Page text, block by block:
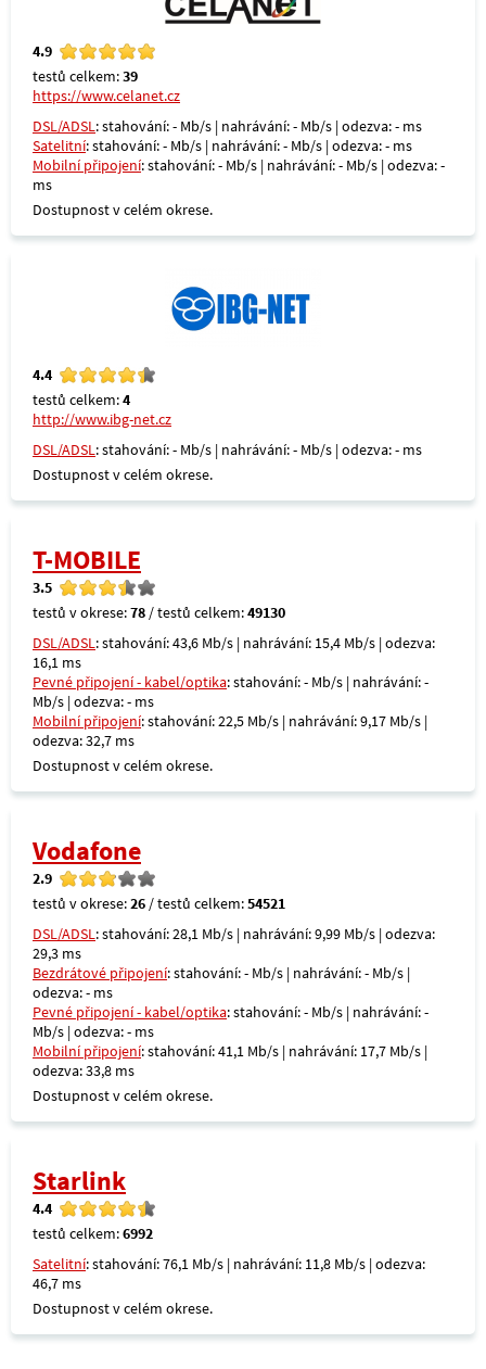
4.9
testů celkem:39
https://www.celanet.cz
DSL/ADSL: stahování: - Mb/s | nahrávání: - Mb/s | odezva: - ms
Satelitní: stahování: - Mb/s | nahrávání: - Mb/s | odezva: - ms
Mobilní připojení: stahování: - Mb/s | nahrávání: - Mb/s | odezva: -
ms
Dostupnost v celém okrese.
4.4
testů celkem:4
http://www.ibg-net.cz
DSL/ADSL: stahování: - Mb/s | nahrávání: - Mb/s | odezva: - ms
Dostupnost v celém okrese.
T-MOBILE
3.5
testů v okrese:78 / testů celkem:49130
DSL/ADSL: stahování: 43,6 Mb/s | nahrávání: 15,4 Mb/s | odezva:
16,1 ms
Pevné připojení - kabel/optika: stahování: - Mb/s | nahrávání: -
Mb/s | odezva: - ms
Mobilní připojení: stahování: 22,5 Mb/s | nahrávání: 9,17 Mb/s |
odezva: 32,7 ms
Dostupnost v celém okrese.
Vodafone
2.9
testů v okrese:26 / testů celkem:54521
DSL/ADSL: stahování: 28,1 Mb/s | nahrávání: 9,99 Mb/s | odezva:
29,3 ms
Bezdrátové připojení: stahování: - Mb/s | nahrávání: - Mb/s |
odezva: - ms
Pevné připojení - kabel/optika: stahování: - Mb/s | nahrávání: -
Mb/s | odezva: - ms
Mobilní připojení: stahování: 41,1 Mb/s | nahrávání: 17,7 Mb/s |
odezva: 33,8 ms
Dostupnost v celém okrese.
Starlink
4.4
testů celkem:6992
Satelitní: stahování: 76,1 Mb/s | nahrávání: 11,8 Mb/s | odezva:
46,7 ms
Dostupnost v celém okrese.